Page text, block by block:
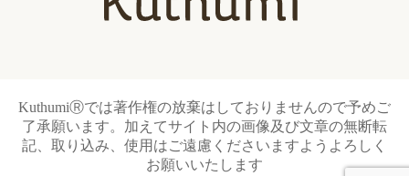
KuthumiⓇでは著作権の放棄はしておりませんので予めご
了承願います。加えてサイト内の画像及び文章の無断転
記、取り込み、使用はご遠慮くださいますようよろしく
お願いいたします